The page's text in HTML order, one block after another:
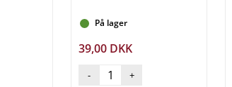
På lager
39,00 DKK
- +